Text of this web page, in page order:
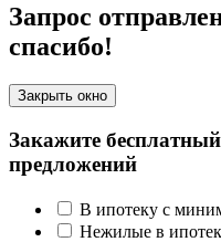
Запрос
спасибо!
Закрыть окно
Закажите
предложений
В ипотеку с
Нежилые в